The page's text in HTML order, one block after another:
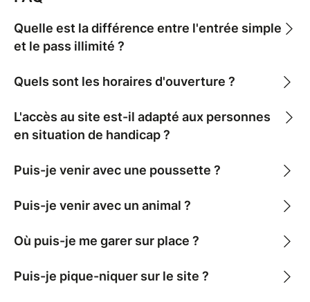
petits et grands à chausser les patins, tandis que les
plus curieux franchissent les portes du château, où
saveurs de Noël.
emblématiques de Noël animent le parcours, les
stands de restauration offrent une pause gourmande
rythme des concerts live, pour une ambiance festive
◦ Enfant : Semaine 3€ – Week-end 6€ (Pass illimité :
◦ Adulte : Semaine 5€ – Week-end 8€ (Pass illimité :
Quelle est la différence entre l'entrée simple
et le pass illimité ?
Quels sont les horaires d'ouverture ?
L'accès au site est-il adapté aux personnes
en situation de handicap ?
Puis-je venir avec une poussette ?
Puis-je venir avec un animal ?
Où puis-je me garer sur place ?
Puis-je pique-niquer sur le site ?